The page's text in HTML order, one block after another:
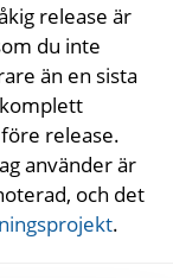
release är
du inte
än en sista
release.
använder är
och det
.